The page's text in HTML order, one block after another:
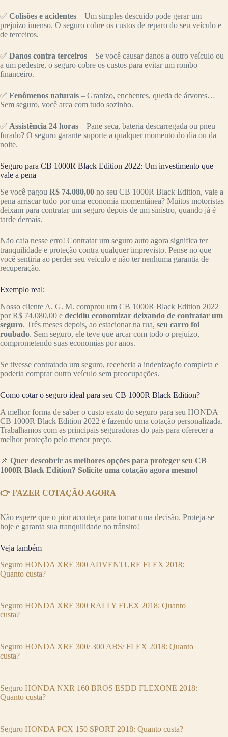
✅ Colisões e acidentes – Um simples descuido pode gerar um
prejuízo imenso. O seguro cobre os custos de reparo do seu veículo e
de terceiros.
✅ Danos contra terceiros – Se você causar danos a outro veículo ou
a um pedestre, o seguro cobre os custos para evitar um rombo
financeiro.
✅ Fenômenos naturais – Granizo, enchentes, queda de árvores…
Sem seguro, você arca com tudo sozinho.
✅ Assistência 24 horas – Pane seca, bateria descarregada ou pneu
furado? O seguro garante suporte a qualquer momento do dia ou da
noite.
Seguro para CB 1000R Black Edition 2022: Um investimento que
vale a pena
Se você pagou R$ 74.080,00 no seu CB 1000R Black Edition, vale a
pena arriscar tudo por uma economia momentânea? Muitos motoristas
deixam para contratar um seguro depois de um sinistro, quando já é
tarde demais.
Não caia nesse erro! Contratar um seguro auto agora significa ter
tranquilidade e proteção contra qualquer imprevisto. Pense no que
você sentiria ao perder seu veículo e não ter nenhuma garantia de
recuperação.
Exemplo real:
Nosso cliente A. G. M. comprou um CB 1000R Black Edition 2022
por R$ 74.080,00 e decidiu economizar deixando de contratar um
seguro. Três meses depois, ao estacionar na rua, seu carro foi
roubado. Sem seguro, ele teve que arcar com todo o prejuízo,
comprometendo suas economias por anos.
Se tivesse contratado um seguro, receberia a indenização completa e
poderia comprar outro veículo sem preocupações.
Como cotar o seguro ideal para seu CB 1000R Black Edition?
A melhor forma de saber o custo exato do seguro para seu HONDA
CB 1000R Black Edition 2022 é fazendo uma cotação personalizada.
Trabalhamos com as principais seguradoras do país para oferecer a
melhor proteção pelo menor preço.
📌 Quer descobrir as melhores opções para proteger seu CB
1000R Black Edition? Solicite uma cotação agora mesmo!
👉 FAZER COTAÇÃO AGORA
Não espere que o pior aconteça para tomar uma decisão. Proteja-se
hoje e garanta sua tranquilidade no trânsito!
Veja também
Seguro HONDA XRE 300 ADVENTURE FLEX 2018:
Quanto custa?
Seguro HONDA XRE 300 RALLY FLEX 2018: Quanto
custa?
Seguro HONDA XRE 300/ 300 ABS/ FLEX 2018: Quanto
custa?
Seguro HONDA NXR 160 BROS ESDD FLEXONE 2018:
Quanto custa?
Seguro HONDA PCX 150 SPORT 2018: Quanto custa?